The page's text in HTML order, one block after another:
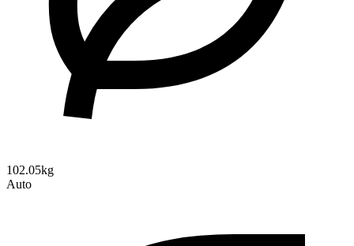
102.05kg
Auto